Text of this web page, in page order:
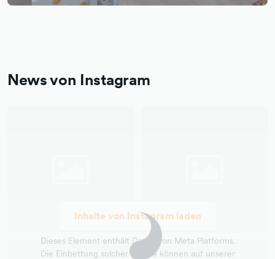
News von Instagram
Inhalte von Instagram laden
Dieses Element enthält Daten von Meta Platforms.
Die Einbettung solcher Inhalte können auf unserer